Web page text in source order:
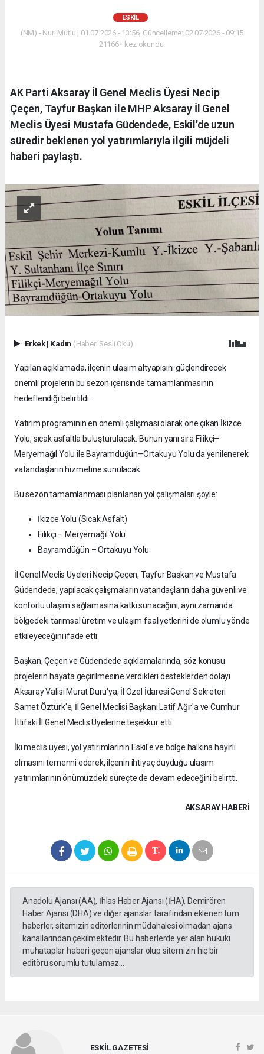
ESKİL
(NM) - Nuri Mutlu | 01.07.2026 - 13:56, Güncelleme: 02.07.2026 - 09:15
21166+ kez okundu.
AK Parti Aksaray İl Genel Meclis Üyesi Necip
Çeçen, Tayfur Başkan ile MHP Aksaray İl Genel
Meclis Üyesi Mustafa Güdendede, Eskil'de uzun
süredir beklenen yol yatırımlarıyla ilgili müjdeli
haberi paylaştı.
Erkek| Kadın (Haberi Sesli Oku)
Yapılan açıklamada, ilçenin ulaşım altyapısını güçlendirecek
önemli projelerin bu sezon içerisinde tamamlanmasının
hedeflendiği belirtildi.
Yatırım programının en önemli çalışması olarak öne çıkan İkizce
Yolu, sıcak asfaltla buluşturulacak. Bunun yanı sıra Filikçi–
Meryemağıl Yolu ile Bayramdüğün–Ortakuyu Yolu da yenilenerek
vatandaşların hizmetine sunulacak.
Bu sezon tamamlanması planlanan yol çalışmaları şöyle:
İkizce Yolu (Sıcak Asfalt)
Filikçi – Meryemağıl Yolu
Bayramdüğün – Ortakuyu Yolu
İl Genel Meclis Üyeleri Necip Çeçen, Tayfur Başkan ve Mustafa
Güdendede, yapılacak çalışmaların vatandaşların daha güvenli ve
konforlu ulaşım sağlamasına katkı sunacağını, aynı zamanda
bölgedeki tarımsal üretim ve ulaşım faaliyetlerini de olumlu yönde
etkileyeceğini ifade etti.
Başkan, Çeçen ve Güdendede açıklamalarında, söz konusu
projelerin hayata geçirilmesine verdikleri desteklerden dolayı
Aksaray Valisi Murat Duru'ya, İl Özel İdaresi Genel Sekreteri
Samet Öztürk'e, İl Genel Meclisi Başkanı Latif Ağır'a ve Cumhur
İttifakı İl Genel Meclis Üyelerine teşekkür etti.
İki meclis üyesi, yol yatırımlarının Eskil'e ve bölge halkına hayırlı
olmasını temenni ederek, ilçenin ihtiyaç duyduğu ulaşım
yatırımlarının önümüzdeki süreçte de devam edeceğini belirtti.
AKSARAY HABERİ
Anadolu Ajansı (AA), İhlas Haber Ajansı (İHA), Demirören
Haber Ajansı (DHA) ve diğer ajanslar tarafından eklenen tüm
haberler, sitemizin editörlerinin müdahalesi olmadan ajans
kanallarından çekilmektedir. Bu haberlerde yer alan hukuki
muhataplar haberi geçen ajanslar olup sitemizin hiç bir
editörü sorumlu tutulamaz...
ESKİL GAZETESİ